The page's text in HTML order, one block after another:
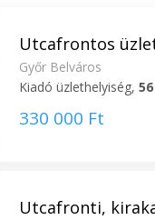
Utcafrontos
Győr Belváros
Kiadó üzlethelyiség,
330 000 Ft
Utcafronti,